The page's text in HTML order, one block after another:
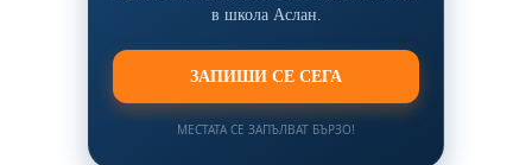
в школа Аслан.
ЗАПИШИ СЕ СЕГА
МЕСТАТА СЕ ЗАПЪЛВАТ БЪРЗО!